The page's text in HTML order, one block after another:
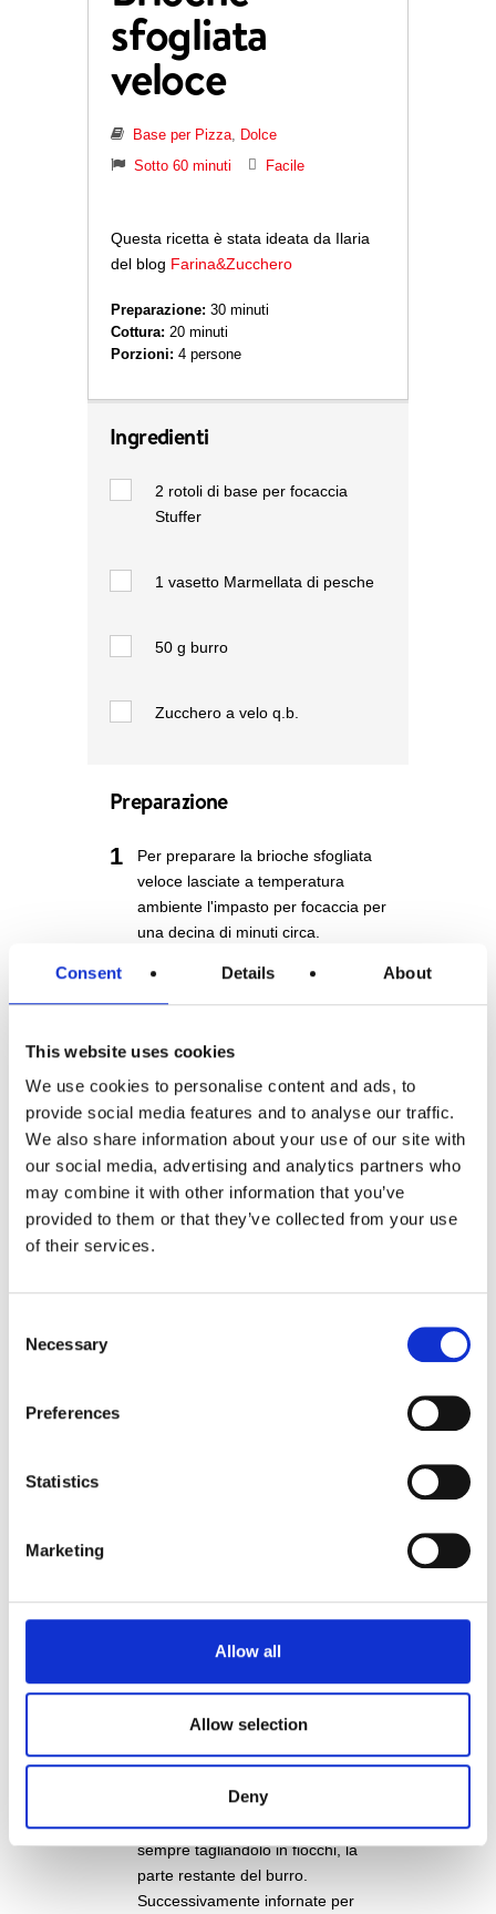
Consent Details About
This website uses cookies
We use cookies to personalise content and ads, to
provide social media features and to analyse our traffic.
We also share information about your use of our site with
our social media, advertising and analytics partners who
may combine it with other information that you’ve
provided to them or that they’ve collected from your use
of their services.
Selection
Necessary
Preferences
Statistics
Marketing
Allow all
Allow selection
Deny
sfogliata
veloce
Base per Pizza, Dolce
Sotto 60 minuti
Facile
Questa ricetta è stata ideata da Ilaria
del blog Farina&Zucchero
Preparazione: 30 minuti
Cottura: 20 minuti
Porzioni: 4 persone
Ingredienti
2 rotoli di base per focaccia
Stuffer
1 vasetto Marmellata di pesche
50 g burro
Zucchero a velo q.b.
Preparazione
1
Per preparare la brioche sfogliata
veloce lasciate a temperatura
ambiente l'impasto per focaccia per
una decina di minuti circa.
create un unico rotolo
sovrapponendo di 2 cm i fogli di
2
A questo punto aggiungete la
marmellata prestando attenzione a
non spalmarla negli ultimi 5 cm di
impasto. A questo punto
aggiungete 30 g di burro,
4
Se dovesse risultare troppo
morbida e difficile da gestire,
formate in congelatore per qualche
minuto. Una volta fredde saranno
5
Prima di infornare aggiungete,
sempre tagliandolo in fiocchi, la
parte restante del burro.
Successivamente infornate per